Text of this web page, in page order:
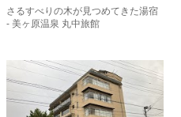
さるすべりの木が見つめてきた湯宿
- 美ヶ原温泉 丸中旅館